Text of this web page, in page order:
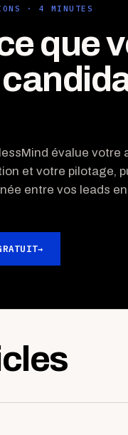
· 4 MINUTES
que
évalue votre
et votre pilotage,
entre vos leads
→